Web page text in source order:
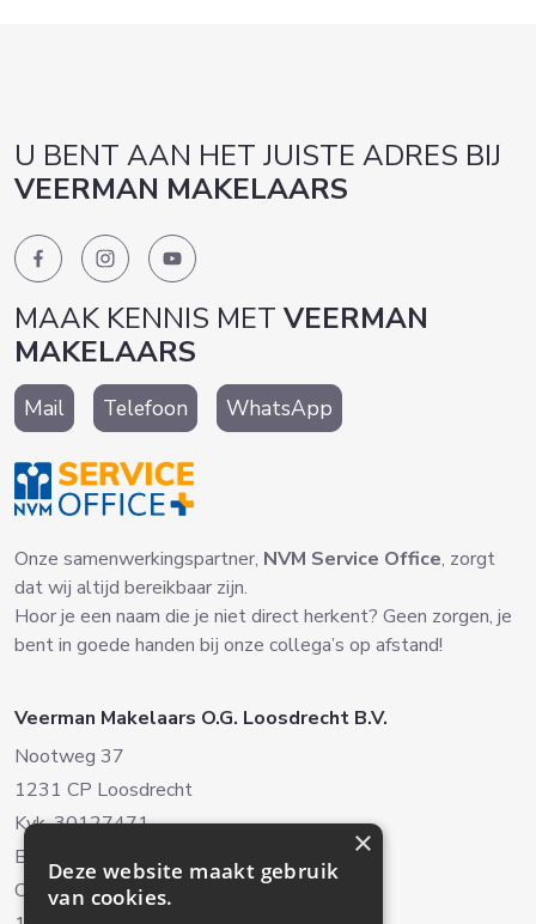
U BENT AAN HET JUISTE ADRES BIJ
VEERMAN MAKELAARS
MAAK KENNIS MET VEERMAN
MAKELAARS
Mail Telefoon WhatsApp
Onze samenwerkingspartner, NVM Service Office, zorgt
dat wij altijd bereikbaar zijn.
Hoor je een naam die je niet direct herkent? Geen zorgen, je
bent in goede handen bij onze collega’s op afstand!
Veerman Makelaars O.G. Loosdrecht B.V.
Nootweg 37
1231 CP Loosdrecht
Kvk. 30127471
BTW. NL8038.22.042B.01
Oud-Loosdrechtsedijk 238
×
Deze website maakt gebruik
van cookies.